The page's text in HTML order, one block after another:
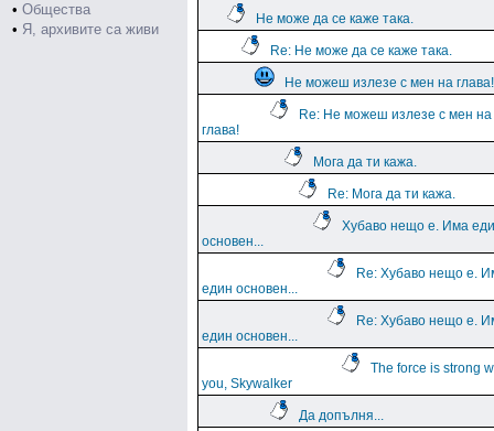
• Общества
• Я, архивите са живи
Не може да се каже така.
Re: Не може да се каже така.
Не можеш излезе с мен на глава!
Re: Не можеш излезе с мен на
глава!
Мога да ти кажа.
Re: Мога да ти кажа.
Хубаво нещо е. Има
основен...
Re: Хубаво нещо е.
един основен...
Re: Хубаво нещо е.
един основен...
The force is strong
you, Skywalker
Да допълня...